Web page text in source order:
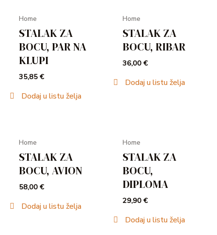
Home
STALAK ZA
BOCU, PAR NA
KLUPI
35,85€
Dodaj u listu želja
Home
STALAK ZA
BOCU, RIBAR
36,00€
Dodaj u listu želja
Home
STALAK ZA
BOCU, AVION
58,00€
Dodaj u listu želja
Home
STALAK ZA
BOCU,
DIPLOMA
29,90€
Dodaj u listu želja